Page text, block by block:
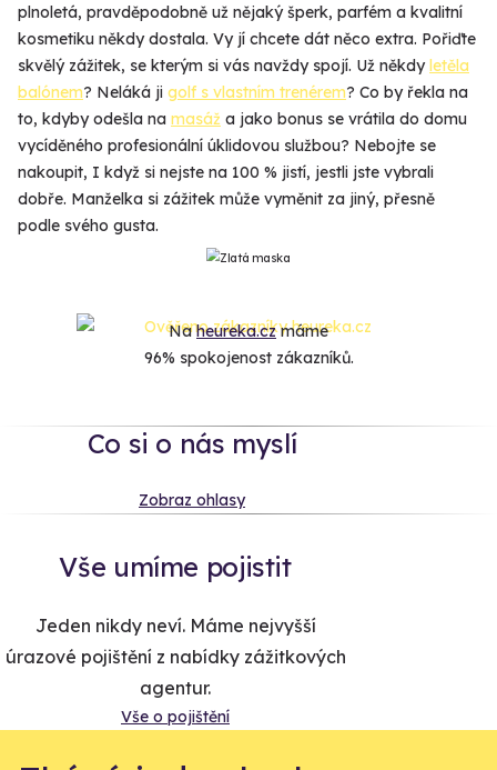
plnoletá, pravděpodobně už nějaký šperk, parfém a kvalitní
kosmetiku někdy dostala. Vy jí chcete dát něco extra. Pořiďte
skvělý zážitek, se kterým si vás navždy spojí. Už někdyletěla
balónem? Neláká ji golf s vlastním trenérem? Co by řekla na
to, kdyby odešla na masáž a jako bonus se vrátila do domu
vycíděného profesionální úklidovou službou? Nebojte se
nakoupit, I když si nejste na 100 % jistí, jestli jste vybrali
dobře. Manželka si zážitek může vyměnit za jiný, přesně
podle svého gusta.
Naheureka.czmáme
96% spokojenost zákazníků.
Co si o nás myslí
Zobraz ohlasy
Vše umíme pojistit
Jeden nikdy neví. Máme nejvyšší
úrazové pojištění z nabídky zážitkových
agentur.
Vše o pojištění